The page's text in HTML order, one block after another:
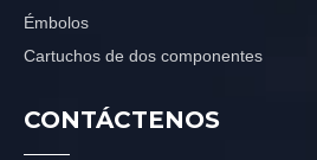
Émbolos
Cartuchos de dos componentes
CONTÁCTENOS